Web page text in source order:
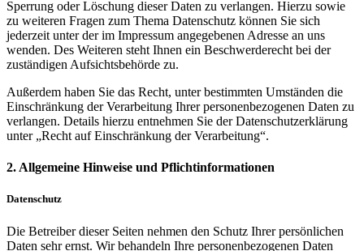
Sperrung oder Löschung dieser Daten zu verlangen. Hierzu sowie
zu weiteren Fragen zum Thema Datenschutz können Sie sich
jederzeit unter der im Impressum angegebenen Adresse an uns
wenden. Des Weiteren steht Ihnen ein Beschwerderecht bei der
zuständigen Aufsichtsbehörde zu.
Außerdem haben Sie das Recht, unter bestimmten Umständen die
Einschränkung der Verarbeitung Ihrer personenbezogenen Daten zu
verlangen. Details hierzu entnehmen Sie der Datenschutzerklärung
unter „Recht auf Einschränkung der Verarbeitung“.
2. Allgemeine Hinweise und Pflichtinformationen
Datenschutz
Die Betreiber dieser Seiten nehmen den Schutz Ihrer persönlichen
Daten sehr ernst. Wir behandeln Ihre personenbezogenen Daten